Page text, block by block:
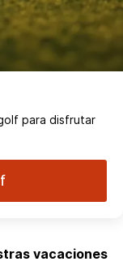
para disfrutar
vacaciones